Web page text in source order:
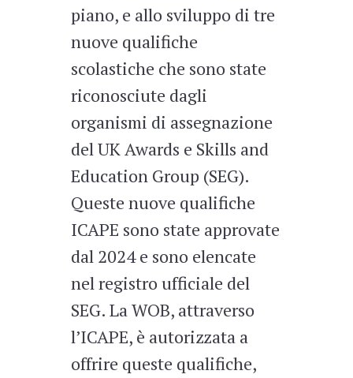
piano, e allo sviluppo di tre
nuove qualifiche
scolastiche che sono state
riconosciute dagli
organismi di assegnazione
del UK Awards e Skills and
Education Group (SEG).
Queste nuove qualifiche
ICAPE sono state approvate
dal 2024 e sono elencate
nel registro ufficiale del
SEG. La WOB, attraverso
l’ICAPE, è autorizzata a
offrire queste qualifiche,